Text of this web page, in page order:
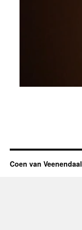
Coen van Veenendaal